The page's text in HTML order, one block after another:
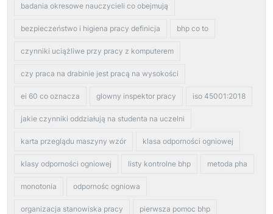
badania okresowe nauczycieli co obejmują
bezpieczeństwo i higiena pracy definicja bhp co to
czynniki uciążliwe przy pracy z komputerem
czy praca na drabinie jest pracą na wysokości
ei 60 co oznacza glowny inspektor pracy iso 45001:2018
jakie czynniki oddziałują na studenta na uczelni
karta przeglądu maszyny wzór klasa odporności ogniowej
klasy odporności ogniowej listy kontrolne bhp metoda pha
monotonia odpornośc ogniowa
organizacja stanowiska pracy pierwsza pomoc bhp